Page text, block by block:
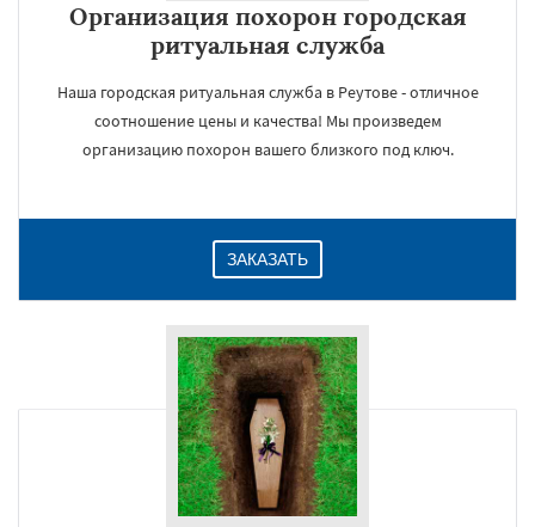
Организация похорон городская
ритуальная служба
Наша городская ритуальная служба в Реутове - отличное
соотношение цены и качества! Мы произведем
организацию похорон вашего близкого под ключ.
ЗАКАЗАТЬ